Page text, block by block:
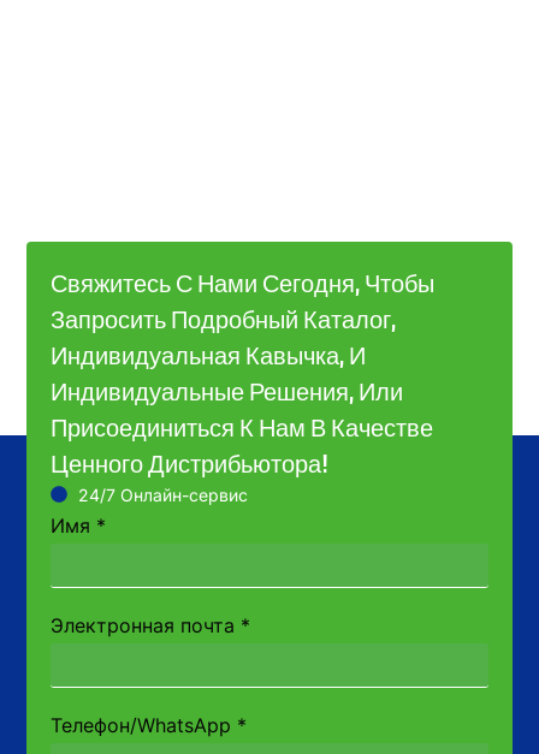
Свяжитесь С Нами Сегодня, Чтобы
Запросить Подробный Каталог,
Индивидуальная Кавычка, И
Индивидуальные Решения, Или
Присоединиться К Нам В Качестве
Ценного Дистрибьютора!
24/7 Онлайн-сервис
Имя *
Электронная почта *
Телефон/WhatsApp *